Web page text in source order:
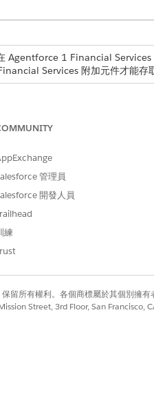
Agentforce 1 Financial
Services 附加元件才能存
Financial Services Cloud 擴
與
存取銀行服務協助
依名稱識別記錄
管理員
開發人員
練
留所有權利。各個商標屬於其個別擁有
Street, 3rd Floor, San Francisco,